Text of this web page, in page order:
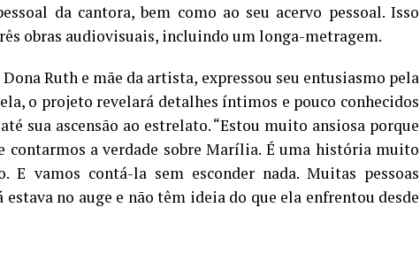
da cantora, bem como ao seu acervo pessoal. Isso
obras audiovisuais, incluindo um longa-metragem.
Ruth e mãe da artista, expressou seu entusiasmo pela
o projeto revelará detalhes íntimos e pouco conhecidos
sua ascensão ao estrelato. “Estou muito ansiosa porque
contarmos a verdade sobre Marília. É uma história muito
E vamos contá-la sem esconder nada. Muitas pessoas
no auge e não têm ideia do que ela enfrentou desde